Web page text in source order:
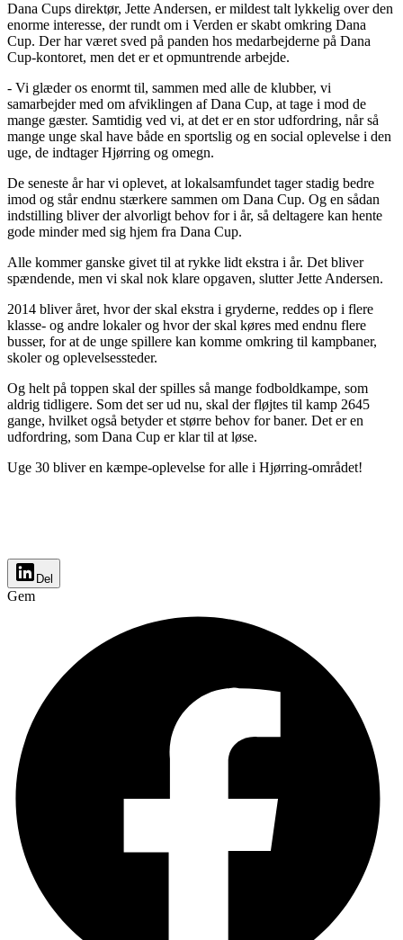
Dana Cups direktør, Jette Andersen, er mildest talt lykkelig over den
enorme interesse, der rundt om i Verden er skabt omkring Dana
Cup. Der har været sved på panden hos medarbejderne på Dana
Cup-kontoret, men det er et opmuntrende arbejde.
- Vi glæder os enormt til, sammen med alle de klubber, vi
samarbejder med om afviklingen af Dana Cup, at tage i mod de
mange gæster. Samtidig ved vi, at det er en stor udfordring, når så
mange unge skal have både en sportslig og en social oplevelse i den
uge, de indtager Hjørring og omegn.
De seneste år har vi oplevet, at lokalsamfundet tager stadig bedre
imod og står endnu stærkere sammen om Dana Cup. Og en sådan
indstilling bliver der alvorligt behov for i år, så deltagere kan hente
gode minder med sig hjem fra Dana Cup.
Alle kommer ganske givet til at rykke lidt ekstra i år. Det bliver
spændende, men vi skal nok klare opgaven, slutter Jette Andersen.
2014 bliver året, hvor der skal ekstra i gryderne, reddes op i flere
klasse- og andre lokaler og hvor der skal køres med endnu flere
busser, for at de unge spillere kan komme omkring til kampbaner,
skoler og oplevelsessteder.
Og helt på toppen skal der spilles så mange fodboldkampe, som
aldrig tidligere. Som det ser ud nu, skal der fløjtes til kamp 2645
gange, hvilket også betyder et større behov for baner. Det er en
udfordring, som Dana Cup er klar til at løse.
Uge 30 bliver en kæmpe-oplevelse for alle i Hjørring-området!
Del
Gem